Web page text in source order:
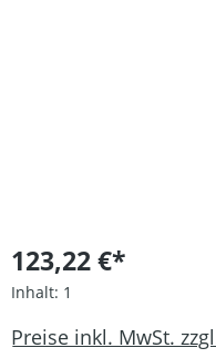
123,22 €*
Inhalt: 1
Preise inkl. MwSt.